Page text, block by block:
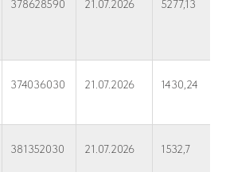
378628590 21.07.2026 5277,13
374036030 21.07.2026 1430,24
381352030 21.07.2026 1532,7